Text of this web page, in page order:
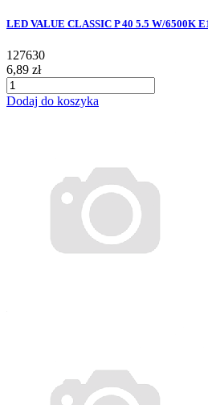
LED VALUE CLASSIC P 40 5.5 W/6500K
127630
6,89 zł
Dodaj do koszyka